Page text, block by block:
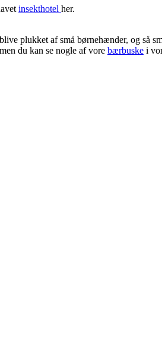
insekthotel her.
plukket af små børnehænder, og så
du kan se nogle af vore bærbuske i